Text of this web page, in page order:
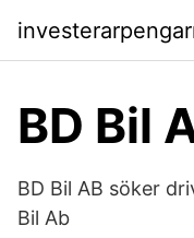
BD Bil
BD Bil AB söker
Bil Ab